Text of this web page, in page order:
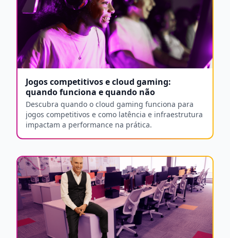
Jogos competitivos e cloud gaming:
quando funciona e quando não
Descubra quando o cloud gaming funciona para
jogos competitivos e como latência e infraestrutura
impactam a performance na prática.